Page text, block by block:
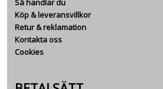
Så handlar du
Köp & leveransvillkor
Retur & reklamation
Kontakta oss
Cookies